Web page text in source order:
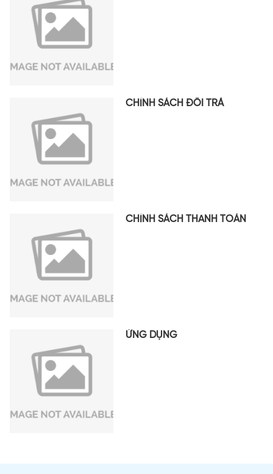
CHÍNH SÁCH ĐỔI TRẢ
CHÍNH SÁCH THANH TOÁN
ỨNG DỤNG